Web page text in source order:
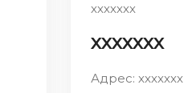
ххххххх
ххххххх
Адрес: ххххххх